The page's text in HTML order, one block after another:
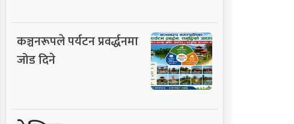
कञ्चनरूपले पर्यटन प्रवर्द्धनमा
जोड दिने